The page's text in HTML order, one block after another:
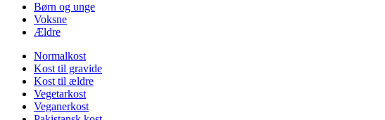
Børn og unge
Voksne
Ældre
Normalkost
Kost til gravide
Kost til ældre
Vegetarkost
Veganerkost